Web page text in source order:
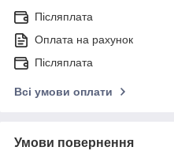
Післяплата
Оплата на рахунок
Післяплата
Всі умови оплати
Умови повернення